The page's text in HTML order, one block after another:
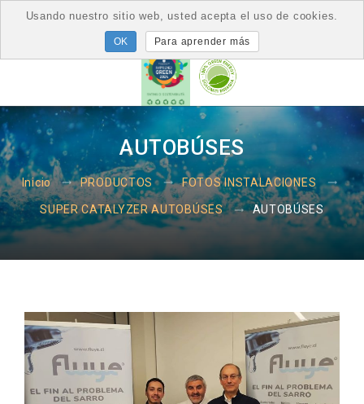
AUTOBÚSES
Inicio PRODUCTOS FOTOS INSTALACIONES
SUPER CATALYZER AUTOBÚSES AUTOBÚSES
Usando nuestro sitio web, usted acepta el uso de cookies.
Para aprender más